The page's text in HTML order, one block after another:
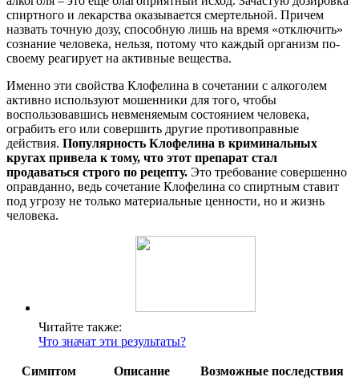
спиртного и лекарства оказывается смертельной. Причем
назвать точную дозу, способную лишь на время «отключить»
сознание человека, нельзя, потому что каждый организм по-
своему реагирует на активные вещества.
Именно эти свойства Клофелина в сочетании с алкоголем
активно используют мошенники для того, чтобы
воспользовавшись невменяемым состоянием человека,
ограбить его или совершить другие противоправные
действия. Популярность Клофелина в криминальных
кругах привела к тому, что этот препарат стал
продаваться строго по рецепту. Это требование совершенно
оправданно, ведь сочетание Клофелина со спиртным ставит
под угрозу не только материальные ценности, но и жизнь
человека.
Читайте также:
Что значат эти результаты?
Симптом Описание
Возможные последствия